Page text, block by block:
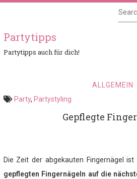
Partytipps
Partytipps auch für dich!
ALLGEMEIN
Party, Partystyling
Gepflegte
Die Zeit der abgekauten Fingernägel
gepflegten Fingernägeln auf die